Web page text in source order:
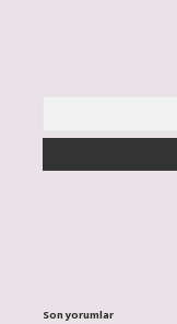
Son yorumlar